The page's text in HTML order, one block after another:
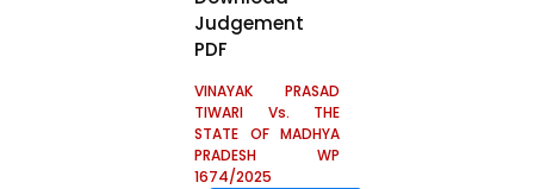
Judgement
PDF
VINAYAK PRASAD
TIWARI Vs. THE
STATE OF MADHYA
PRADESH WP
1674/2025